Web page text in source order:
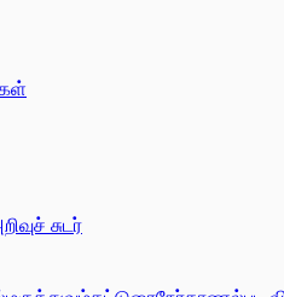
சுடர்